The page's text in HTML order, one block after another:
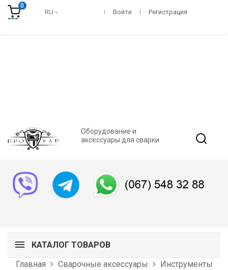
0
RU Войти Регистрация
Оборудование и
аксессуары для сварки
КАТАЛОГ ТОВАРОВ
Главная
Сварочные аксессуары
Инструменты